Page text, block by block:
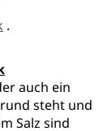
.
auch ein
steht und
Salz sind